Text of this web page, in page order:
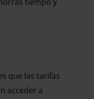
que las tarifas
acceder a